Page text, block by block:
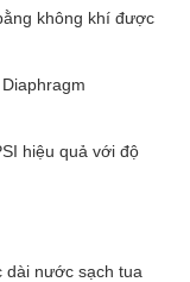
không khí được
hiệu quả với độ
dài nước sạch tua